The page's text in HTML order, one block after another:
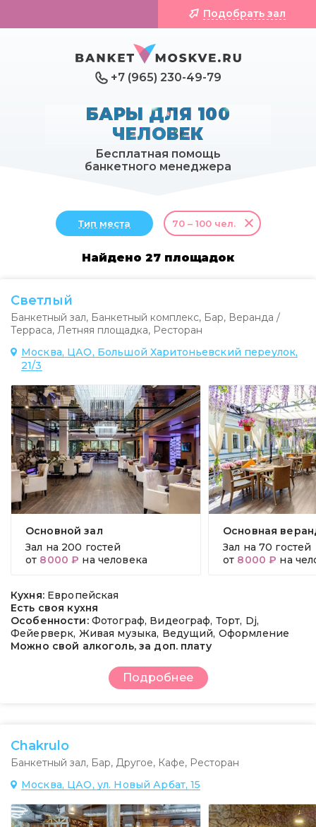
+7 (965) 230-49-79
Подобрать зал
БАРЫ ДЛЯ 100
ЧЕЛОВЕК
Бесплатная помощь
банкетного менеджера
Тип места 70 – 100 чел.
Найдено 27 площадок
Светлый
Банкетный зал, Банкетный комплекс, Бар, Веранда /
Терраса, Летняя площадка, Ресторан
Москва, ЦАО, Большой Харитоньевский переулок,
21/3
Основной зал
Зал на 200 гостей
от 8000 ₽ на человека
Основная
Зал на 70 гостей
от 8000 ₽ на
Кухня: Европейская
Есть своя кухня
Особенности: Фотограф, Видеограф, Торт, Dj,
Фейерверк, Живая музыка, Ведущий, Оформление
Можно свой алкоголь, за доп. плату
Подробнее
Chakrulo
Банкетный зал, Бар, Другое, Кафе, Ресторан
Москва, ЦАО, ул. Новый Арбат, 15